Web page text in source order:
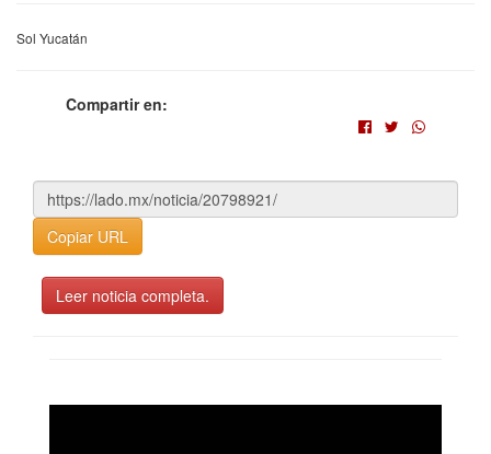
Sol Yucatán
Compartir en:
Copiar URL
Leer noticia completa.